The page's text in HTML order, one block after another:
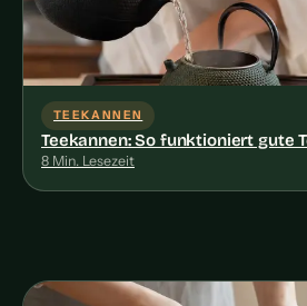
TEEKANNEN
Teekannen: So funktioniert gute
8 Min. Lesezeit